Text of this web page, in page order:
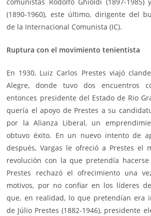
(1890-1960), este último, dirigente del
de la Internacional Comunista (IC).
Ruptura con el movimiento tenientista
En 1930, Luiz Carlos Prestes viajó
Alegre, donde tuvo dos encuentros
entonces presidente del Estado de Rio
quería el apoyo de Prestes a su
por la Alianza Liberal, un
obtuvo éxito. En un nuevo intento de
después, Vargas le ofreció a Prestes el
revolución con la que pretendía
Prestes rechazó el ofrecimiento una
motivos, por no confiar en los líderes
que, en realidad, lo que pretendían era
de Júlio Prestes (1882-1946), presidente